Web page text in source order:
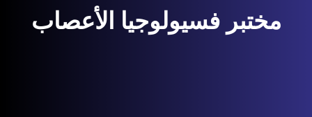
مختبر فسيولوجيا الأعصاب